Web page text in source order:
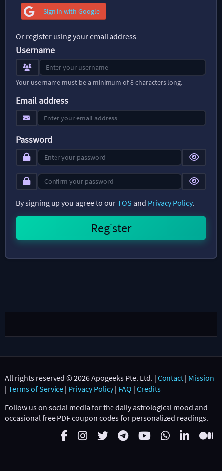
Sign in with Google
Or register using your email address
Username
Your username must be a minimum of 8 characters long.
Email address
Password
By signing up you agree to ourTOS and Privacy Policy.
All rights reserved © 2026 Apogeeks Pte. Ltd. | Contact | Mission
| Terms of Service | Privacy Policy| FAQ | Credits
Follow us on social media for the daily astrological mood and
occasional free PDF coupon codes for personalized readings.